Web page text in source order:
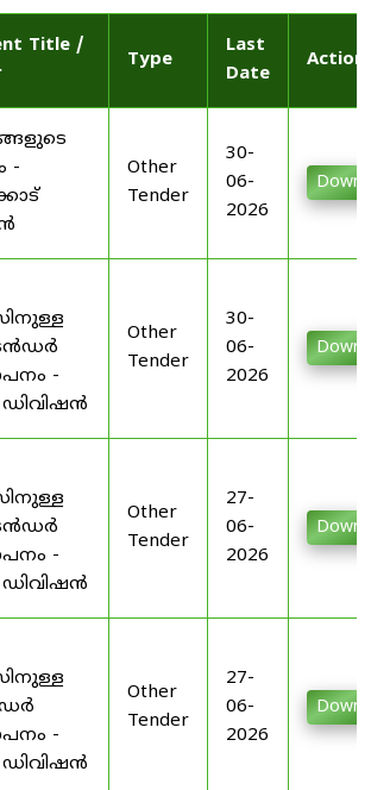
Title /
Type
Last
Date
-
Other
Tender
30-
06-
2026
-
Other
Tender
30-
06-
2026
-
Other
Tender
27-
06-
2026
-
Other
Tender
27-
06-
2026